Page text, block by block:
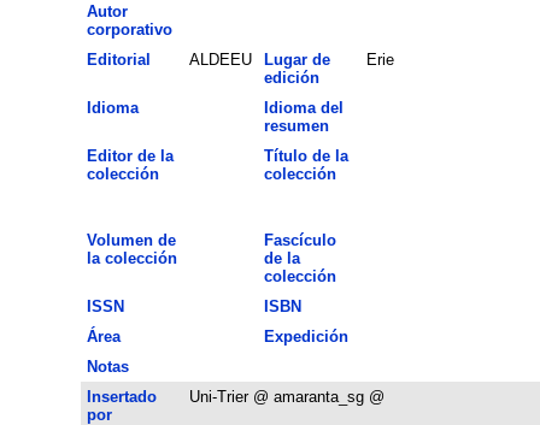
Autor
corporativo
Editorial
ALDEEU
Lugar de
edición
Erie
Idioma
Idioma del
resumen
Editor de la
colección
Título de la
colección
Volumen de
la colección
Fascículo
de la
colección
ISSN
ISBN
Área
Expedición
Notas
Insertado
por
Uni-Trier @ amaranta_sg @